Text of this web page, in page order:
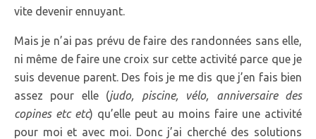
vite devenir ennuyant.
Mais je n’ai pas prévu de faire des randonnées sans elle,
ni même de faire une croix sur cette activité parce que je
suis devenue parent. Des fois je me dis que j’en fais bien
assez pour elle (judo, piscine, vélo, anniversaire des
copines etc etc) qu’elle peut au moins faire une activité
pour moi et avec moi. Donc j’ai cherché des solutions